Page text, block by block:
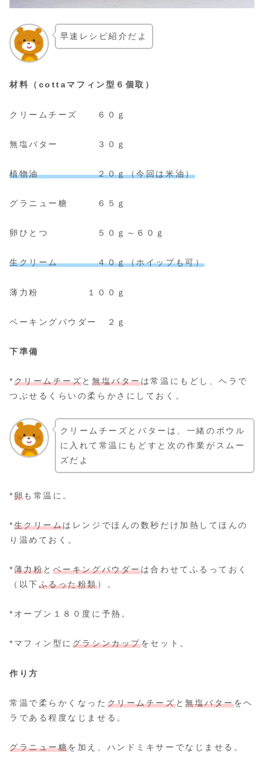
早速レシピ紹介だよ
材料（cottaマフィン型６個取）
クリームチーズ ６０ｇ
無塩バター ３０ｇ
植物油 ２０ｇ（今回は米油）
グラニュー糖 ６５ｇ
卵ひとつ ５０ｇ～６０ｇ
生クリーム ４０ｇ（ホイップも可）
薄力粉 １００ｇ
ベーキングパウダー ２ｇ
下準備
*クリームチーズと無塩バターは常温にもどし、ヘラで
つぶせるくらいの柔らかさにしておく。
クリームチーズとバターは、一緒のボウル
に入れて常温にもどすと次の作業がスムー
ズだよ
*卵も常温に。
*生クリームはレンジでほんの数秒だけ加熱してほんの
り温めておく。
*薄力粉と ベーキングパウダーは合わせてふるっておく
（以下ふるった粉類）。
*オーブン１８０度に予熱。
*マフィン型に グラシンカップをセット。
作り方
常温で柔らかくなった クリームチーズと無塩バターをヘ
ラである程度なじませる。
グラニュー糖を加え、ハンドミキサーでなじませる。